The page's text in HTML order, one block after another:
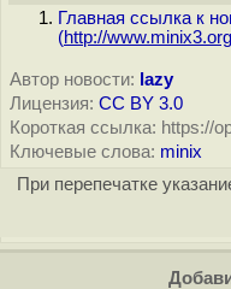
Главная ссылка к
(http://
Автор новости: lazy
Лицензия: CC BY 3.0
Короткая ссылка: https://
Ключевые слова: minix
При перепечатке